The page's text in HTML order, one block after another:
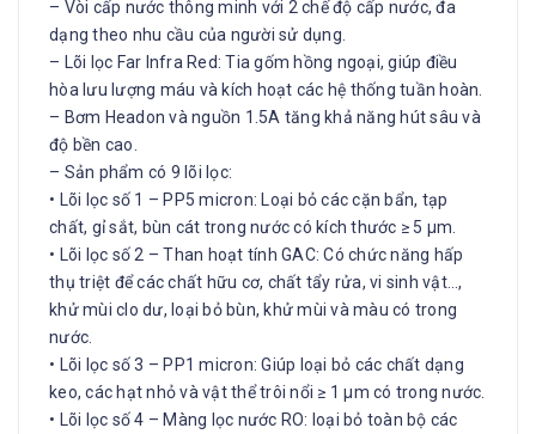
– Vòi cấp nước thông minh với 2 chế độ cấp nước, đa
dạng theo nhu cầu của người sử dụng.
– Lõi lọc Far Infra Red: Tia gốm hồng ngoại, giúp điều
hòa lưu lượng máu và kích hoạt các hệ thống tuần hoàn.
– Bơm Headon và nguồn 1.5A tăng khả năng hút sâu và
độ bền cao.
– Sản phẩm có 9 lõi lọc:
• Lõi lọc số 1 – PP5 micron: Loại bỏ các cặn bẩn, tạp
chất, gỉ sắt, bùn cát trong nước có kích thước ≥ 5 µm.
• Lõi lọc số 2 – Than hoạt tính GAC: Có chức năng hấp
thụ triệt để các chất hữu cơ, chất tẩy rửa, vi sinh vật…,
khử mùi clo dư, loại bỏ bùn, khử mùi và màu có trong
nước.
• Lõi lọc số 3 – PP1 micron: Giúp loại bỏ các chất dạng
keo, các hạt nhỏ và vật thể trôi nổi ≥ 1 µm có trong nước.
• Lõi lọc số 4 – Màng lọc nước RO: loại bỏ toàn bộ các